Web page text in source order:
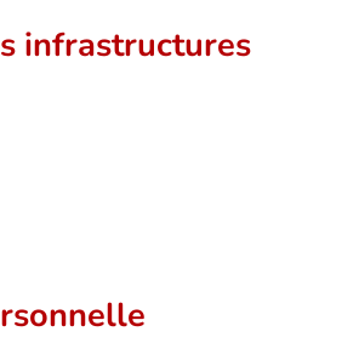
infrastructures